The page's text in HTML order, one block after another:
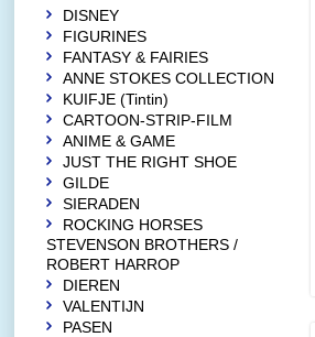
DISNEY
FIGURINES
FANTASY & FAIRIES
ANNE STOKES COLLECTION
KUIFJE (Tintin)
CARTOON-STRIP-FILM
ANIME & GAME
JUST THE RIGHT SHOE
GILDE
SIERADEN
ROCKING HORSES
STEVENSON BROTHERS /
ROBERT HARROP
DIEREN
VALENTIJN
PASEN